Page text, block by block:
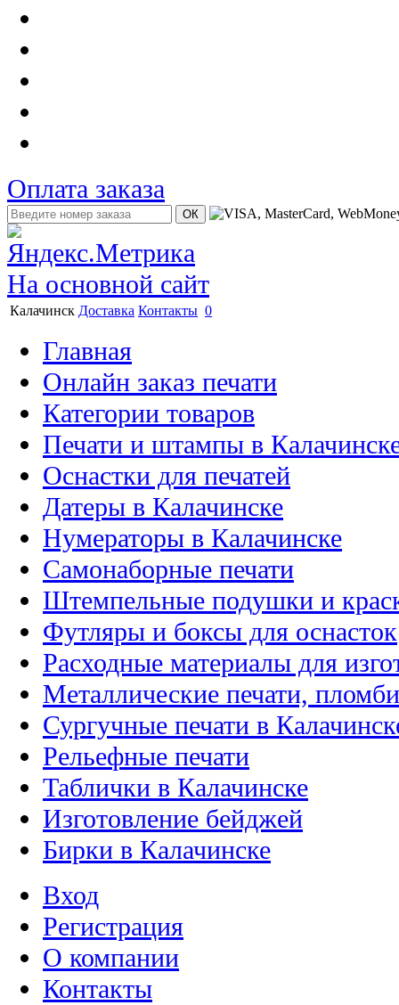
Оплата заказа
На основной сайт
Калачинск Доставка Контакты 0
Главная
Онлайн заказ печати
Категории товаров
Печати и штампы в
Оснастки для печатей
Датеры в Калачинске
Нумераторы в Калачинске
Самонаборные печати
Штемпельные подушки и
Футляры и боксы для оснасток
Расходные материалы для
Металлические печати,
Сургучные печати в
Рельефные печати
Таблички в Калачинске
Изготовление бейджей
Бирки в Калачинске
Вход
Регистрация
О компании
Контакты